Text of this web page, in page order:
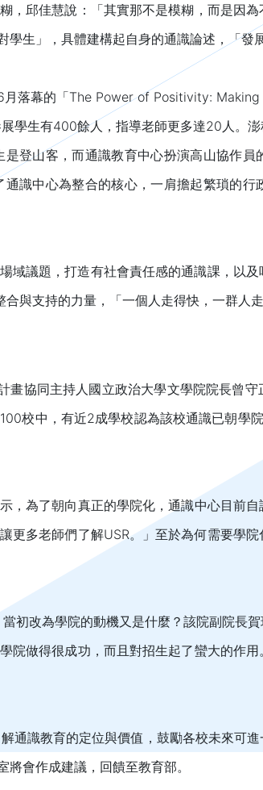
，邱佳慧說：「其實那不是模糊，而是因
生」，具體建構起自身的通識論述，「發
落幕的「The Power of Positivity:
學生有400餘人，指導老師更多達20人。
登山客，而通識教育中心扮演高山協作
識中心為整合的核心，一肩擔起繁瑣的
域議題，打造有社會責任感的通識課，以
與支持的力量，「一個人走得快，一群人走
畫協同主持人國立政治大學文學院院長曾
校中，有近2成學校認為該校通識已朝學
為了朝向真正的學院化，通識中心目前
多老師們了解USR。」至於為何需要學
初改為學院的動機又是什麼？該院副院長
做得很成功，而且對招生起了蠻大的作
通識教育的定位與價值，鼓勵各校未來可
會作成建議，回饋至教育部。